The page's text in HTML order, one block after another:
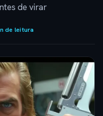
de virar
de leitura